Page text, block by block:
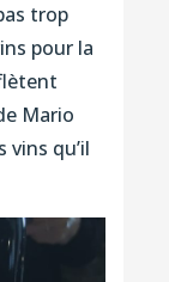
trop
pour la
Mario
vins qu’il